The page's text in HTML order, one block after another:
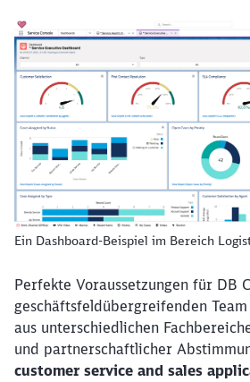
Ein Dashboard-Beispiel im Bereich
Perfekte Voraussetzungen für DB
geschäftsfeldübergreifenden
aus unterschiedlichen
und partnerschaftlicher
customer service and sales